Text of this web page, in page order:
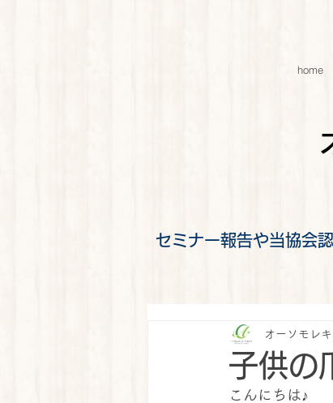
home
セミナー報告や当協会
子供の
オーソモレ
こんにちは♪